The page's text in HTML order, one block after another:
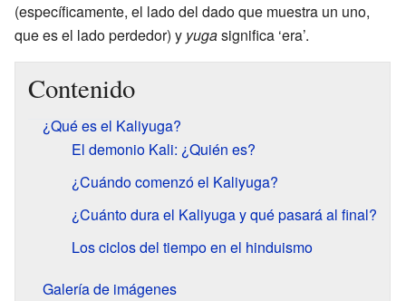
(específicamente, el lado del dado que muestra un uno,
que es el lado perdedor) y yugasignifica ‘era’.
Contenido
¿Qué es el Kaliyuga?
El demonio Kali: ¿Quién es?
¿Cuándo comenzó el Kaliyuga?
¿Cuánto dura el Kaliyuga y qué pasará al final?
Los ciclos del tiempo en el hinduismo
Galería de imágenes